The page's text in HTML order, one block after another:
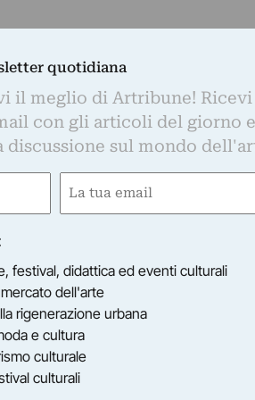
SETTENTRIONALE
di Maria Caterina Brugora
Giardini ha sponsorizzato il
Brugora, attribuito a Bernardino
quotidiana
il meglio di Artribune! Ricevi
con gli articoli del giorno e
discussione sul mondo
Email
festival, didattica ed eventi culturali
dell'arte
rigenerazione urbana
e cultura
culturale
culturali